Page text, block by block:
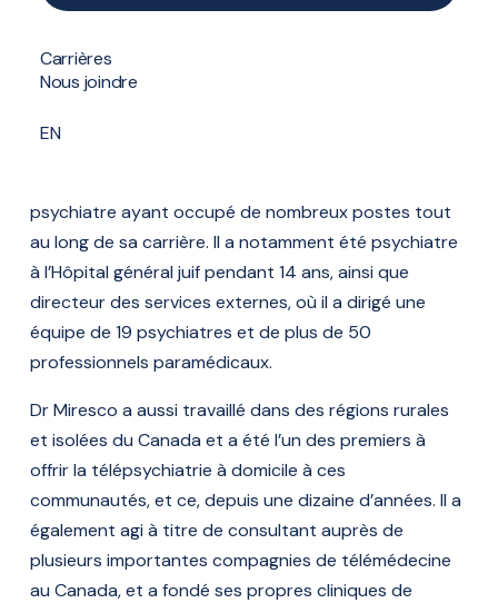
Carrières
Nous joindre
EN
Dr Marc Miresco
Psychiatre
et DIX30
psychiatre ayant occupé de nombreux postes tout
au long de sa carrière. Il a notamment été psychiatre
à l’Hôpital général juif pendant 14 ans, ainsi que
directeur des services externes, où il a dirigé une
équipe de 19 psychiatres et de plus de 50
professionnels paramédicaux.
Dr Miresco a aussi travaillé dans des régions rurales
et isolées du Canada et a été l’un des premiers à
offrir la télépsychiatrie à domicile à ces
communautés, et ce, depuis une dizaine d’années. Il a
également agi à titre de consultant auprès de
plusieurs importantes compagnies de télémédecine
au Canada, et a fondé ses propres cliniques de